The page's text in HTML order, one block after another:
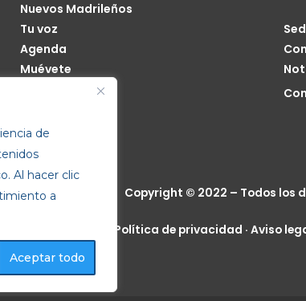
de
Al hacer clic
a
Aceptar todo
Nuevos Madrileños
Tu voz
Agenda
Muévete
Copyright © 2022 – Todos los
Política de privacidad · Aviso